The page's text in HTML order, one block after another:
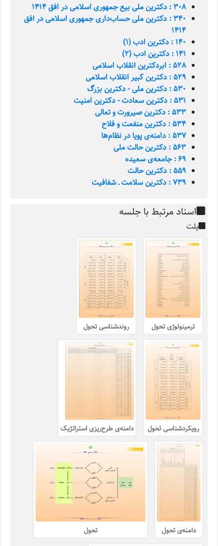
308 : دکترین ملی بیع جمهوری اسلامی در افق 1414
340 : دکترین ملی حساب‌داری جمهوری اسلامی در افق
1414
140 : دکترین ادب (1)
141 : دکترین ادب (2)
528 : ابردکترین انقلاب اسلامی
529 : دکترین کبیر انقلاب اسلامی
530 : دکترین ملی - دکترین بزرگ
531 : دکترین سعادت - دکترین امنیت
533 : دکترین صیرورت و تعالی
534 : دکترین منفعت و فلاح
537 : دامنه‌ی پویا در نظام‌ها
563 : دکترین حالت ملی
69 : جامعه‌ی سعیده
559 : دکترین حالت
739 : دکترین سلامت ـ شفافیت
اسناد مرتبط با جلسه
پلت
ترمینولوژی تحول روندشناسی تحول
رویکردشناسی تحول دامنه‌ی طرح‌ریزی استراتژیک
دامنه‌ی تحول تحول